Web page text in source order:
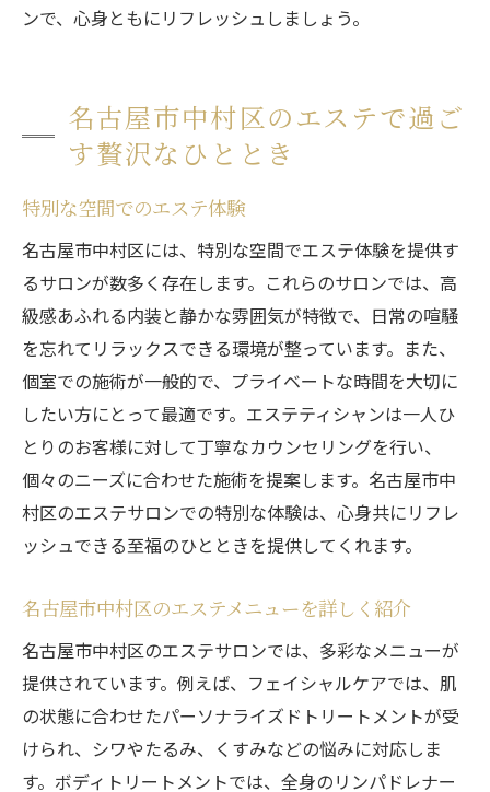
ンで、心身ともにリフレッシュしましょう。
名古屋市中村区のエステで過ご
す贅沢なひととき
特別な空間でのエステ体験
名古屋市中村区には、特別な空間でエステ体験を提供す
るサロンが数多く存在します。これらのサロンでは、高
級感あふれる内装と静かな雰囲気が特徴で、日常の喧騒
を忘れてリラックスできる環境が整っています。また、
個室での施術が一般的で、プライベートな時間を大切に
したい方にとって最適です。エステティシャンは一人ひ
とりのお客様に対して丁寧なカウンセリングを行い、
個々のニーズに合わせた施術を提案します。名古屋市中
村区のエステサロンでの特別な体験は、心身共にリフレ
ッシュできる至福のひとときを提供してくれます。
名古屋市中村区のエステメニューを詳しく紹介
名古屋市中村区のエステサロンでは、多彩なメニューが
提供されています。例えば、フェイシャルケアでは、肌
の状態に合わせたパーソナライズドトリートメントが受
けられ、シワやたるみ、くすみなどの悩みに対応しま
す。ボディトリートメントでは、全身のリンパドレナー